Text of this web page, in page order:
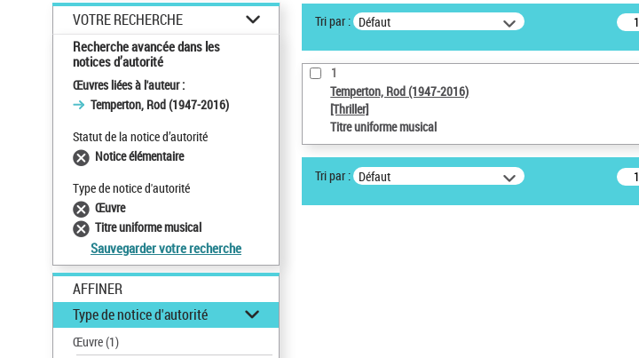
VOTRE RECHERCHE
Recherche avancée dans les
notices d’autorité
Œuvres liées à l'auteur :
Temperton, Rod (1947-2016)
Statut de la notice d’autorité
Notice élémentaire
Type de notice d'autorité
Œuvre
Titre uniforme musical
Sauvegarder votre recherche
AFFINER
Type de notice d'autorité
Œuvre(1)
Tri par : Défaut
1
Temperton, Rod (1947-2016)
[Thriller]
Titre uniforme musical
Tri par : Défaut